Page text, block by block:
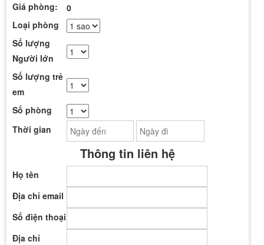
Giá phòng:
0
Loại phòng
Số lượng
Người lớn
Số lượng trẻ
em
Số phòng
Thời gian
Thông tin liên hệ
Họ tên
Địa chỉ email
Số điện thoại
Địa chỉ